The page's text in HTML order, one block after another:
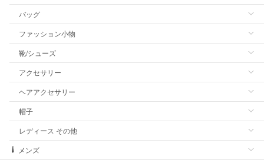
バッグ
ファッション小物
靴/シューズ
アクセサリー
ヘアアクセサリー
帽子
レディース その他
メンズ